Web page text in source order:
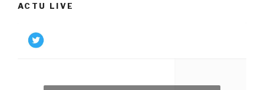
ACTU LIVE